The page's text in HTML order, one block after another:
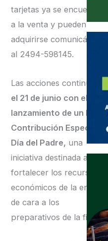
tarjetas ya se encuentran
a la venta y pueden
adquirirse comunicándose
al 2494-598145.
Las acciones continuarán
el 21 de junio con el
lanzamiento de un Bono
Contribución Especial
Día del Padre, una
iniciativa destinada a
fortalecer los recursos
económicos de la entidad
de cara a los
preparativos de la fiesta.